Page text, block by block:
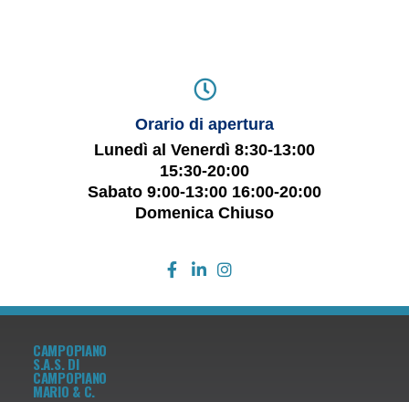
Orario di apertura
Lunedì al Venerdì 8:30-13:00
15:30-20:00
Sabato 9:00-13:00 16:00-20:00
Domenica Chiuso
CAMPOPIANO
S.A.S. DI
CAMPOPIANO
MARIO & C.